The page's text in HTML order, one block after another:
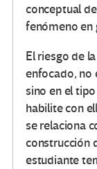
conceptual
fenómeno en
El riesgo de
enfocado, no
sino en el
habilite con
se relaciona
construcción
estudiante